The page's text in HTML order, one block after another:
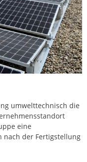
umwelttechnisch die
eine
nach der Fertigstellung